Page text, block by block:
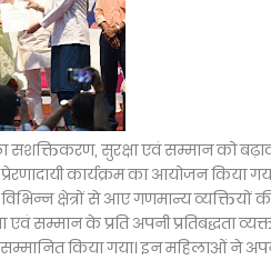
सुरक्षा एवं सम्मान को
कार्यक्रम का आयोजन किया
क्षेत्रों से आए गणमान्य व्यक्तियों
सम्मान के प्रति अपनी प्रतिबद्धता
सम्मानित किया गया। इन महिलाओं ने